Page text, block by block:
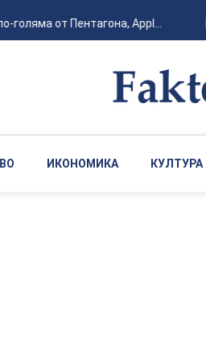
от Пентагона, Appl...
ИКОНОМИКА КУЛТУРА